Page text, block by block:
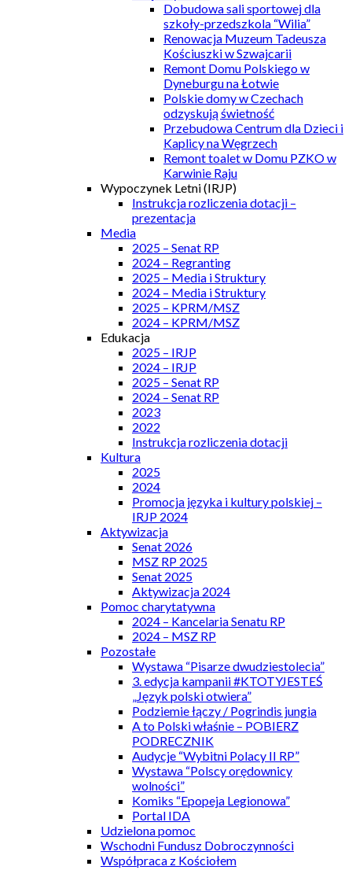
Dobudowa sali sportowej dla
szkoły-przedszkola “Wilia”
Renowacja Muzeum Tadeusza
Kościuszki w Szwajcarii
Remont Domu Polskiego w
Dyneburgu na Łotwie
Polskie domy w Czechach
odzyskują świetność
Przebudowa Centrum dla Dzieci i
Kaplicy na Węgrzech
Remont toalet w Domu PZKO w
Karwinie Raju
Wypoczynek Letni (IRJP)
Instrukcja rozliczenia dotacji –
prezentacja
Media
2025 – Senat RP
2024 – Regranting
2025 – Media i Struktury
2024 – Media i Struktury
2025 – KPRM/MSZ
2024 – KPRM/MSZ
Edukacja
2025 – IRJP
2024 – IRJP
2025 – Senat RP
2024 – Senat RP
2023
2022
Instrukcja rozliczenia dotacji
Kultura
2025
2024
Promocja języka i kultury polskiej –
IRJP 2024
Aktywizacja
Senat 2026
MSZ RP 2025
Senat 2025
Aktywizacja 2024
Pomoc charytatywna
2024 – Kancelaria Senatu RP
2024 – MSZ RP
Pozostałe
Wystawa “Pisarze dwudziestolecia”
3. edycja kampanii #KTOTYJESTEŚ
„Język polski otwiera”
Podziemie łączy / Pogrindis jungia
A to Polski właśnie – POBIERZ
PODRECZNIK
Audycje “Wybitni Polacy II RP”
Wystawa “Polscy orędownicy
wolności”
Komiks “Epopeja Legionowa”
Portal IDA
Udzielona pomoc
Wschodni Fundusz Dobroczynności
Współpraca z Kościołem